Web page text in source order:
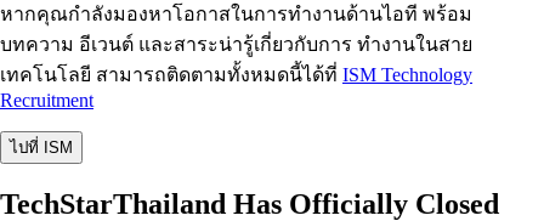
หากคุณกำลังมองหาโอกาสในการทำงานด้านไอที พร้อม
บทความ อีเวนต์ และสาระน่ารู้เกี่ยวกับการ ทำงานในสาย
เทคโนโลยี สามารถติดตามทั้งหมดนี้ได้ที่ ISM Technology
Recruitment
ไปที่ ISM
TechStarThailand Has Officially Closed